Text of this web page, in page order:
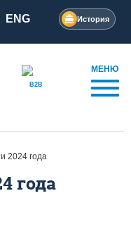
ENG История
B2B
МЕНЮ
2024 года
года